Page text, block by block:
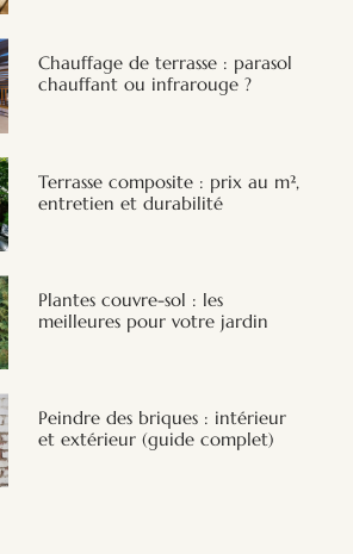
Chauffage de terrasse : parasol
chauffant ou infrarouge ?
Terrasse composite : prix au m²,
entretien et durabilité
Plantes couvre-sol : les
meilleures pour votre jardin
Peindre des briques : intérieur
et extérieur (guide complet)